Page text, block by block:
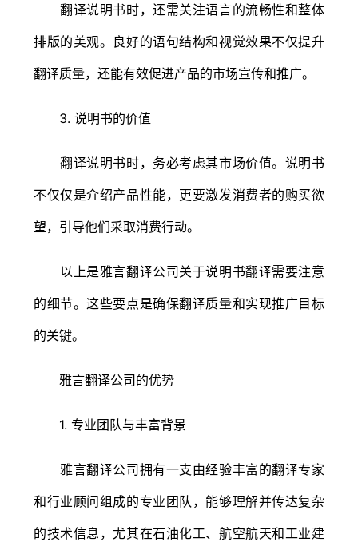
翻译说明书时，还需关注语言的流畅性和整体
排版的美观。良好的语句结构和视觉效果不仅提升
翻译质量，还能有效促进产品的市场宣传和推广。
3. 说明书的价值
翻译说明书时，务必考虑其市场价值。说明书
不仅仅是介绍产品性能，更要激发消费者的购买欲
望，引导他们采取消费行动。
以上是雅言翻译公司关于说明书翻译需要注意
的细节。这些要点是确保翻译质量和实现推广目标
的关键。
雅言翻译公司的优势
1. 专业团队与丰富背景
雅言翻译公司拥有一支由经验丰富的翻译专家
和行业顾问组成的专业团队，能够理解并传达复杂
的技术信息，尤其在石油化工、航空航天和工业建